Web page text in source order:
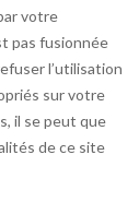
votre
pas fusionnée
l’utilisation
sur votre
il se peut que
de ce site